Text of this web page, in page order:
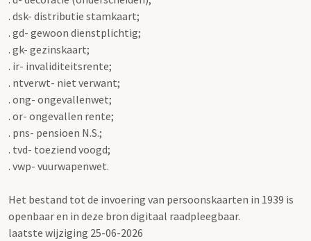
. dsk- distributie stamkaart;
. gd- gewoon dienstplichtig;
. gk- gezinskaart;
. ir- invaliditeitsrente;
. ntverwt- niet verwant;
. ong- ongevallenwet;
. or- ongevallen rente;
. pns- pensioen N.S.;
. tvd- toeziend voogd;
. vwp- vuurwapenwet.
Het bestand tot de invoering van persoonskaarten in 1939 is
openbaar en in deze bron digitaal raadpleegbaar.
laatste wijziging 25-06-2026